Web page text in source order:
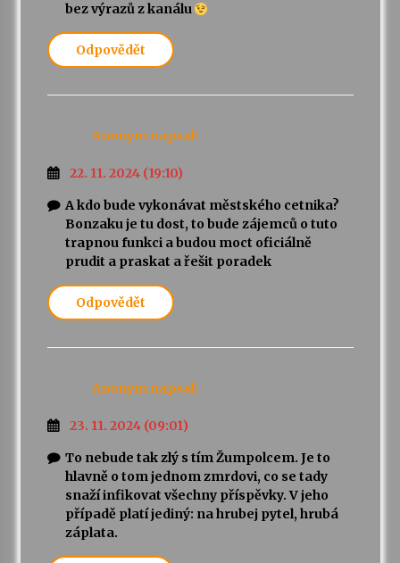
bez výrazů z kanálu
Odpovědět
Anonym napsal:
22. 11. 2024 (19:10)
A kdo bude vykonávat městského cetnika?
Bonzaku je tu dost, to bude zájemců o tuto
trapnou funkci a budou moct oficiálně
prudit a praskat a řešit poradek
Odpovědět
Anonym napsal:
23. 11. 2024 (09:01)
To nebude tak zlý s tím Žumpolcem. Je to
hlavně o tom jednom zmrdovi, co se tady
snaží infikovat všechny příspěvky. V jeho
případě platí jediný: na hrubej pytel, hrubá
záplata.